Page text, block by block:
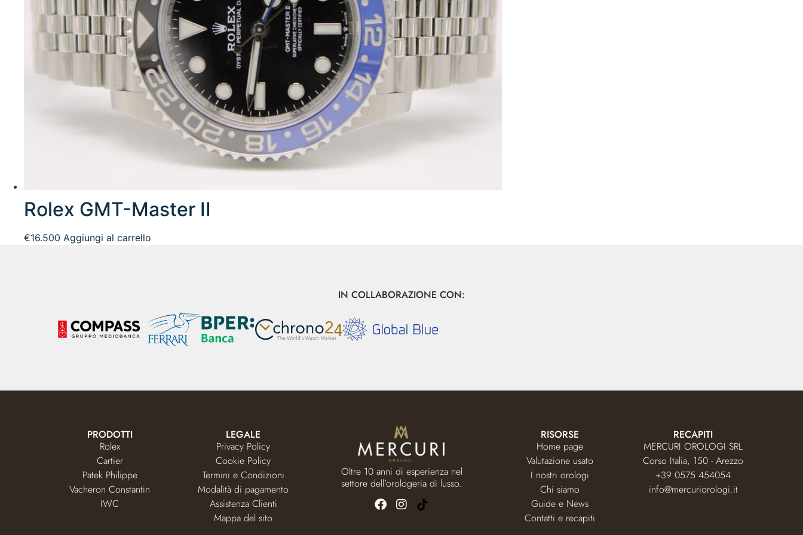
Rolex GMT-Master II
€16.500 Aggiungi al carrello
IN COLLABORAZIONE CON:
PRODOTTI
Rolex
Cartier
Patek Philippe
Vacheron Constantin
IWC
LEGALE
Privacy Policy
Cookie Policy
Termini e Condizioni
Modalità di pagamento
Assistenza Clienti
Mappa del sito
Oltre 10 anni di esperienza nel
settore dell’orologeria di lusso.
RISORSE
Home page
Valutazione usato
I nostri orologi
Chi siamo
Guide e News
Contatti e recapiti
RECAPITI
MERCURI OROLOGI SRL
Corso Italia, 150 - Arezzo
+39 0575 454054
info@mercuriorologi.it